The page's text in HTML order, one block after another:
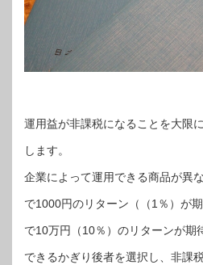
運用益が非課税になることを大限
します。
企業によって運用できる商品が異
で1000円のリターン（（1％）が
で10万円（10％）のリターンが期
できるかぎり後者を選択し、非課